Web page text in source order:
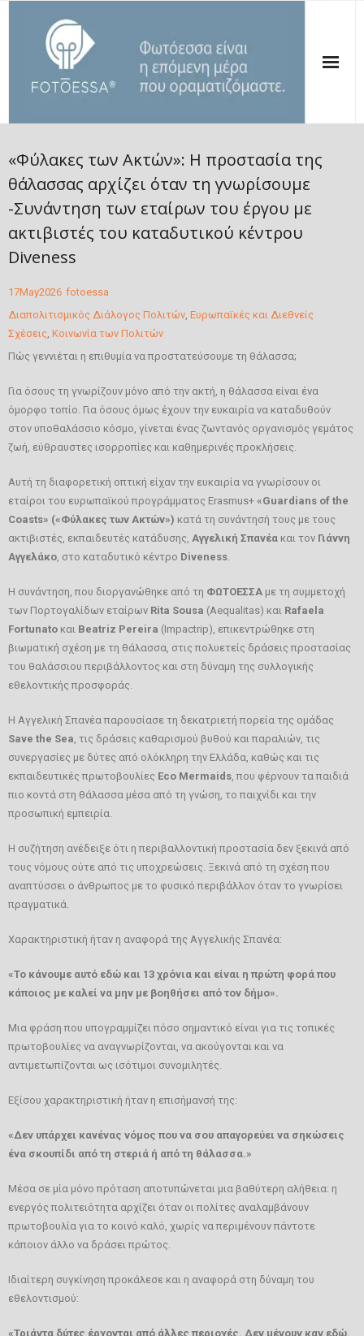
ΟΙ ΔΡΑΣΕΙΣ ΜΑΣ
ΔΗΜΟΣΙΕΥΣΕΙΣ
ΣΤΗΡΙΞΕ ΤΗΝ ΦΩΤΟΕΣΣΑ
ΕΠΙΚΟΙΝΩΝΙΑ
GR
EN
«Φύλακες των Ακτών»: Η προστασία της
θάλασσας αρχίζει όταν τη γνωρίσουμε
-Συνάντηση των εταίρων του έργου με
ακτιβιστές του καταδυτικού κέντρου
Diveness
17May2026 fotoessa
Διαπολιτισμικός Διάλογος Πολιτών, Ευρωπαϊκές και Διεθνείς
Σχέσεις, Κοινωνία των Πολιτών
Πώς γεννιέται η επιθυμία να προστατεύσουμε τη θάλασσα;
Για όσους τη γνωρίζουν μόνο από την ακτή, η θάλασσα είναι ένα
όμορφο τοπίο. Για όσους όμως έχουν την ευκαιρία να καταδυθούν
στον υποθαλάσσιο κόσμο, γίνεται ένας ζωντανός οργανισμός γεμάτος
ζωή, εύθραυστες ισορροπίες και καθημερινές προκλήσεις.
Αυτή τη διαφορετική οπτική είχαν την ευκαιρία να γνωρίσουν οι
εταίροι του ευρωπαϊκού προγράμματος Erasmus+ «Guardians of the
Coasts» («Φύλακες των Ακτών») κατά τη συνάντησή τους με τους
ακτιβιστές, εκπαιδευτές κατάδυσης, Αγγελική Σπανέα και τον Γιάννη
Αγγελάκο, στο καταδυτικό κέντρο Diveness.
Η συνάντηση, που διοργανώθηκε από τη ΦΩΤΟΕΣΣΑ με τη συμμετοχή
των Πορτογαλίδων εταίρων Rita Sousa (Aequalitas) και Rafaela
Fortunato και Beatriz Pereira (Impactrip), επικεντρώθηκε στη
βιωματική σχέση με τη θάλασσα, στις πολυετείς δράσεις προστασίας
του θαλάσσιου περιβάλλοντος και στη δύναμη της συλλογικής
εθελοντικής προσφοράς.
Η Αγγελική Σπανέα παρουσίασε τη δεκατριετή πορεία της ομάδας
Save the Sea, τις δράσεις καθαρισμού βυθού και παραλιών, τις
συνεργασίες με δύτες από ολόκληρη την Ελλάδα, καθώς και τις
εκπαιδευτικές πρωτοβουλίες Eco Mermaids, που φέρνουν τα παιδιά
πιο κοντά στη θάλασσα μέσα από τη γνώση, το παιχνίδι και την
προσωπική εμπειρία.
Η συζήτηση ανέδειξε ότι η περιβαλλοντική προστασία δεν ξεκινά από
τους νόμους ούτε από τις υποχρεώσεις. Ξεκινά από τη σχέση που
αναπτύσσει ο άνθρωπος με το φυσικό περιβάλλον όταν το γνωρίσει
πραγματικά.
Χαρακτηριστική ήταν η αναφορά της Αγγελικής Σπανέα:
«Το κάνουμε αυτό εδώ και 13 χρόνια και είναι η πρώτη φορά που
κάποιος με καλεί να μην με βοηθήσει από τον δήμο».
Μια φράση που υπογραμμίζει πόσο σημαντικό είναι για τις τοπικές
πρωτοβουλίες να αναγνωρίζονται, να ακούγονται και να
αντιμετωπίζονται ως ισότιμοι συνομιλητές.
Εξίσου χαρακτηριστική ήταν η επισήμανσή της:
«Δεν υπάρχει κανένας νόμος που να σου απαγορεύει να σηκώσεις
ένα σκουπίδι από τη στεριά ή από τη θάλασσα.»
Μέσα σε μία μόνο πρόταση αποτυπώνεται μια βαθύτερη αλήθεια: η
ενεργός πολιτειότητα αρχίζει όταν οι πολίτες αναλαμβάνουν
πρωτοβουλία για το κοινό καλό, χωρίς να περιμένουν πάντοτε
κάποιον άλλο να δράσει πρώτος.
Ιδιαίτερη συγκίνηση προκάλεσε και η αναφορά στη δύναμη του
εθελοντισμού:
«Τριάντα δύτες έρχονται από άλλες περιοχές. Δεν μένουν καν εδώ.